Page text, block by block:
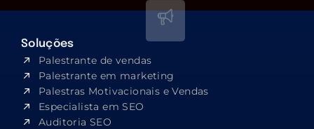
Soluções
Palestrante de vendas
Palestrante em marketing
Palestras Motivacionais e Vendas
Especialista em SEO​
Auditoria SEO